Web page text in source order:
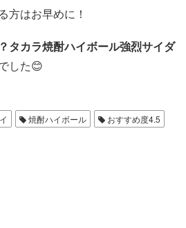
方はお早めに！
タカラ焼酎ハイボール強烈サイダ
した😊
焼酎ハイボール おすすめ度4.5